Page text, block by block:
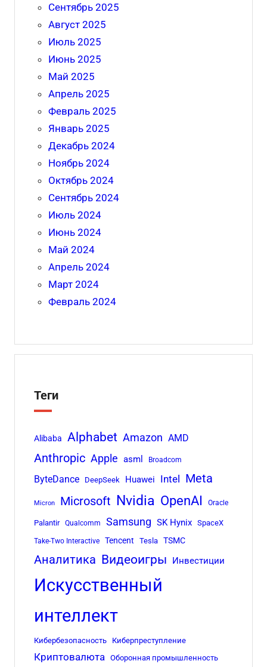
Сентябрь 2025
Август 2025
Июль 2025
Июнь 2025
Май 2025
Апрель 2025
Февраль 2025
Январь 2025
Декабрь 2024
Ноябрь 2024
Октябрь 2024
Сентябрь 2024
Июль 2024
Июнь 2024
Май 2024
Апрель 2024
Март 2024
Февраль 2024
Теги
Alibaba Alphabet Amazon AMD
Anthropic Apple asml Broadcom
ByteDance DeepSeek Huawei Intel Meta
Micron Microsoft Nvidia OpenAI Oracle
Palantir Qualcomm Samsung SK Hynix SpaceX
Take-Two Interactive Tencent Tesla TSMC
Аналитика Видеоигры Инвестиции
Искусственный
интеллект
Кибербезопасность Киберпреступление
Криптовалюта Оборонная промышленность